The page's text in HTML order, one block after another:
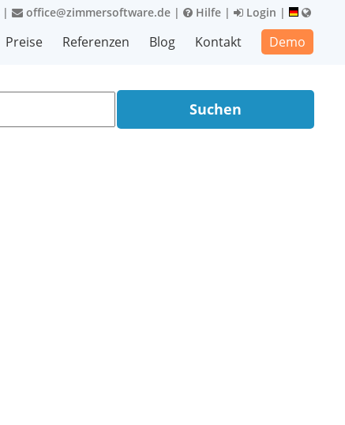
| office@zimmersoftware.de | Hilfe | Login |
Preise Referenzen Blog Kontakt Demo
Suchen